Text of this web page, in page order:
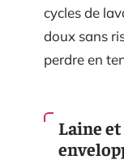
cycles de
doux sans
perdre en
Laine